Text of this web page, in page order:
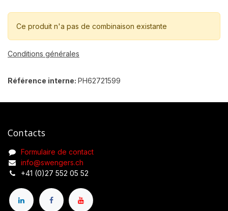
Ce produit n'a pas de combinaison existante
Conditions générales
Référence interne: PH62721599
Contacts
Formulaire de contact
info@swengers.ch
+41 (0)27 552 05 52